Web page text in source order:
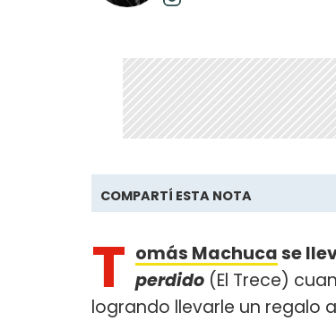
COMPARTÍ ESTA NOTA
T omás Machucase
perdido (El Trece)
logrando llevarle un regalo a